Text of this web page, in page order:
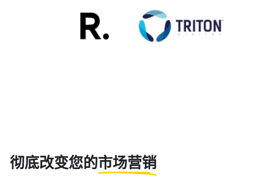
彻底改变您的市场营销